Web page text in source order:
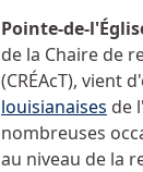
Pointe-de-
de la Chaire de
(CRÉAcT), vient
louisianaises de
nombreuses
au niveau de la